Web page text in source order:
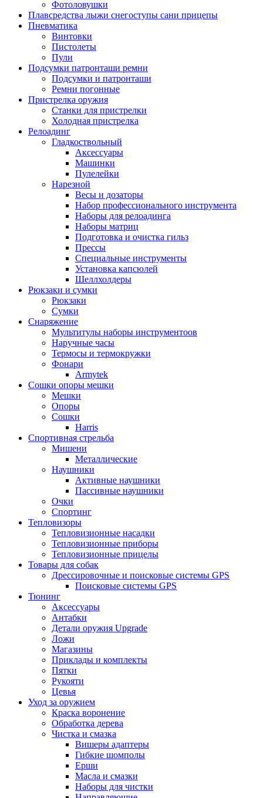
Фотоловушки
Плавсредства лыжи снегоступы сани прицепы
Пневматика
Винтовки
Пистолеты
Пули
Подсумки патронташи ремни
Подсумки и патронташи
Ремни погонные
Пристрелка оружия
Станки для пристрелки
Холодная пристрелка
Релоадинг
Гладкоствольный
Аксессуары
Машинки
Пулелейки
Нарезной
Весы и дозаторы
Набор профессионального инструмента
Наборы для релоадинга
Наборы матриц
Подготовка и очистка гильз
Прессы
Специальные инструменты
Установка капсюлей
Шеллхолдеры
Рюкзаки и сумки
Рюкзаки
Сумки
Снаряжение
Мультитулы наборы инструментоов
Наручные часы
Термосы и термокружки
Фонари
Armytek
Сошки опоры мешки
Мешки
Опоры
Сошки
Harris
Спортивная стрельба
Мишени
Металлические
Наушники
Активные наушники
Пассивные наушники
Очки
Спортинг
Тепловизоры
Тепловизионные насадки
Тепловизионные приборы
Тепловизионные прицелы
Товары для собак
Дрессировочные и поисковые системы GPS
Поисковые системы GPS
Тюнинг
Аксессуары
Антабки
Детали оружия Upgrade
Ложи
Магазины
Приклады и комплекты
Пятки
Рукояти
Цевья
Уход за оружием
Краска воронение
Обработка дерева
Чистка и смазка
Вишеры адаптеры
Гибкие шомполы
Ерши
Масла и смазки
Наборы для чистки